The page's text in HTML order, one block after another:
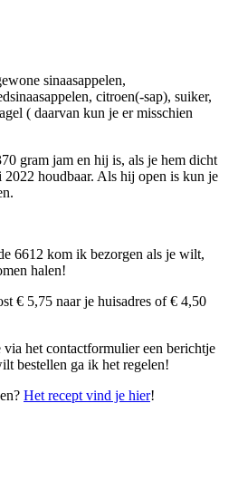
sinaasappelen,
citroen(-sap), suiker,
( daarvan kun je er misschien
gram jam en hij is, als je hem dicht
houdbaar. Als hij open is kun je
6612 kom ik bezorgen als je wilt,
halen!
€ 5,75 naar je huisadres of € 4,50
het contactformulier een berichtje
bestellen ga ik het regelen!
Het recept vind je hier!